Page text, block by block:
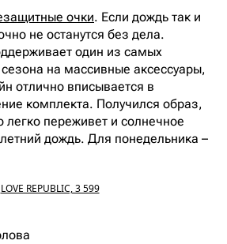
очки. Если дождь так и
не останутся без дела.
один из самых
на массивные аксессуары,
отлично вписывается в
комплекта. Получился образ,
легко переживет и солнечное
дождь. Для понедельника –
LOVE REPUBLIC, 3 599